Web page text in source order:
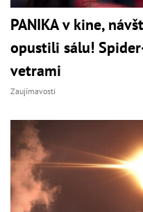
PANIKA v kine,
opustili sálu!
vetrami
Zaujímavosti